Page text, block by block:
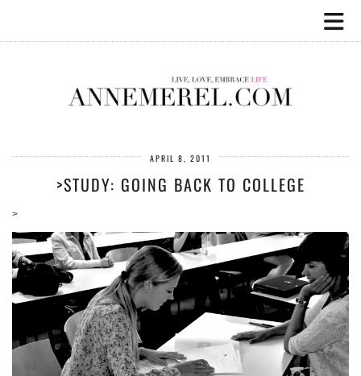
APRIL 8, 2011
>STUDY: GOING BACK TO COLLEGE
>